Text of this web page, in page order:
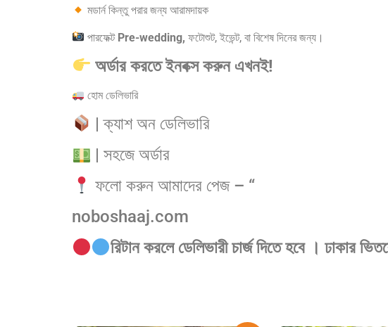
মডার্ন কিন্তু পরার জন্য আরামদায়ক
পারফেক্টPre-wedding, ফটোশুট, ইভেন্ট, বা বিশেষ দিনের জন্য।
অর্ডার করতে ইনবক্স করুন এখনই!
হোম ডেলিভারি
| ক্যাশ অন ডেলিভারি
| সহজে অর্ডার
ফলো করুন আমাদের পেজ – “
noboshaaj.com
রিটান করলে ডেলিভারী চার্জ দিতে হবে । ঢাকার